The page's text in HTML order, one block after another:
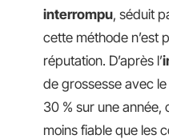
interrompu, séduit
cette méthode n’est
réputation. D’après l’
de grossesse avec
30 % sur une
moins fiable que les